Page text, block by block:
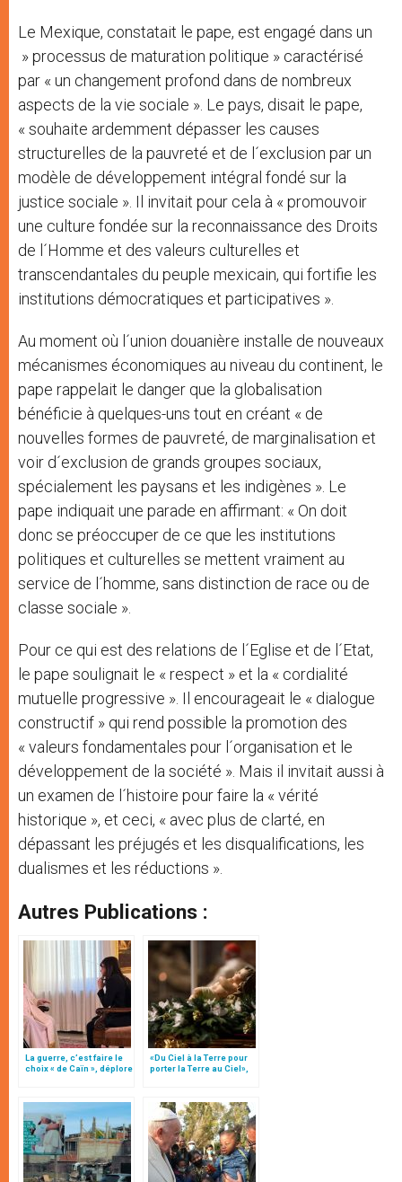
Le Mexique, constatait le pape, est engagé dans un
» processus de maturation politique » caractérisé
par « un changement profond dans de nombreux
aspects de la vie sociale ». Le pays, disait le pape,
« souhaite ardemment dépasser les causes
structurelles de la pauvreté et de l´exclusion par un
modèle de développement intégral fondé sur la
justice sociale ». Il invitait pour cela à « promouvoir
une culture fondée sur la reconnaissance des Droits
de l´Homme et des valeurs culturelles et
transcendantales du peuple mexicain, qui fortifie les
institutions démocratiques et participatives ».
Au moment où l´union douanière installe de nouveaux
mécanismes économiques au niveau du continent, le
pape rappelait le danger que la globalisation
bénéficie à quelques-uns tout en créant « de
nouvelles formes de pauvreté, de marginalisation et
voir d´exclusion de grands groupes sociaux,
spécialement les paysans et les indigènes ». Le
pape indiquait une parade en affirmant: « On doit
donc se préoccuper de ce que les institutions
politiques et culturelles se mettent vraiment au
service de l´homme, sans distinction de race ou de
classe sociale ».
Pour ce qui est des relations de l´Eglise et de l´Etat,
le pape soulignait le « respect » et la « cordialité
mutuelle progressive ». Il encourageait le « dialogue
constructif » qui rend possible la promotion des
« valeurs fondamentales pour l´organisation et le
développement de la société ». Mais il invitait aussi à
un examen de l´histoire pour faire la « vérité
historique », et ceci, « avec plus de clarté, en
dépassant les préjugés et les disqualifications, les
dualismes et les réductions ».
Autres Publications :
La guerre, c’est faire le
choix « de Caïn », déplore
«Du Ciel à la Terre pour
porter la Terre au Ciel»,